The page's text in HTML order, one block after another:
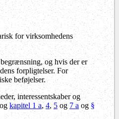
for virksomhedens
og hvis der er
forpligtelser. For
beføjelser.
interessentskaber og
kapitel 1 a,4,5og7 a og §